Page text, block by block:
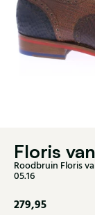
Floris
Roodbruin Floris
05.16
279,95